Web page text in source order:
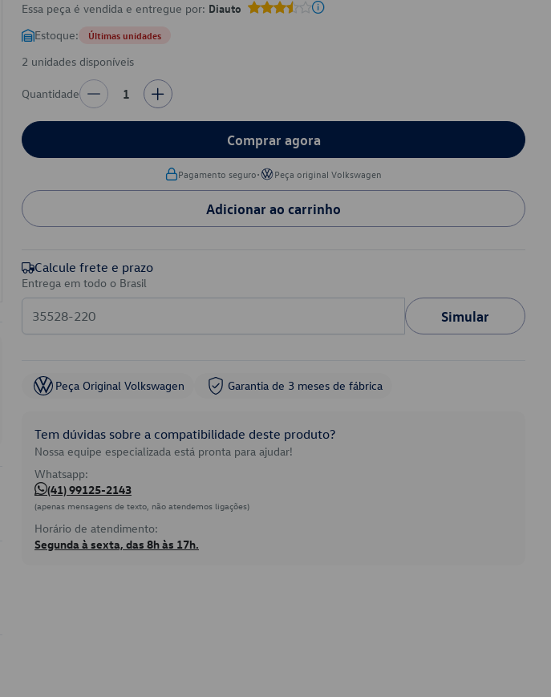
Essa peça é vendida e entregue por: Diauto
Estoque: Últimas unidades
2 unidades disponíveis
Quantidade 1
Comprar agora
Pagamento seguro• Peça original Volkswagen
Adicionar ao carrinho
Calcule frete e prazo
Entrega em todo o Brasil
Simular
Peça Original Volkswagen Garantia de 3 meses de fábrica
Tem dúvidas sobre a compatibilidade deste produto?
Nossa equipe especializada está pronta para ajudar!
Whatsapp:
(41) 99125-2143
(apenas mensagens de texto, não atendemos ligações)
Horário de atendimento:
Segunda à sexta, das 8h às 17h.